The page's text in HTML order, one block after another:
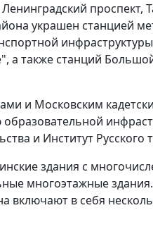
проспект,
украшен станцией
а также станций
и Московским
и Институт Русского
здания с
многоэтажные
в себя